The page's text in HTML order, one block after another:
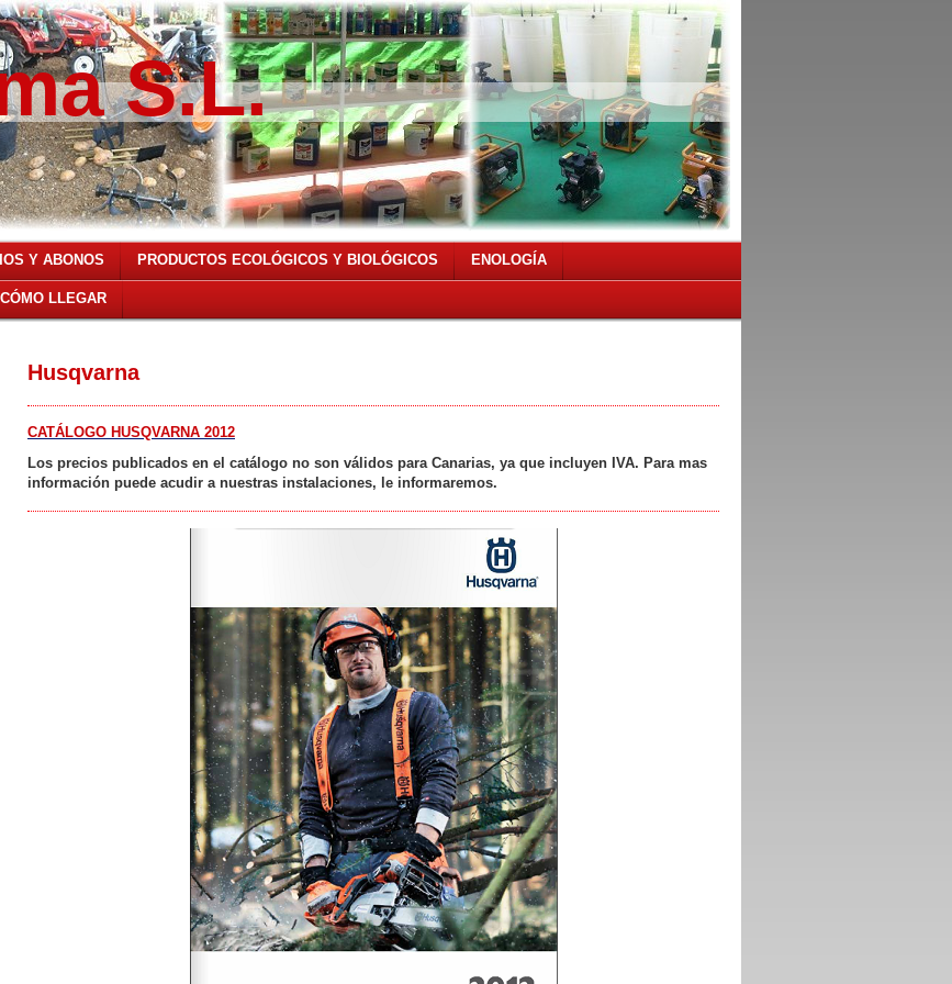
S.L.
Y ABONOS PRODUCTOS ECOLÓGICOS Y BIOLÓGICOS ENOLOGÍA
CÓMO LLEGAR
Husqvarna
CATÁLOGO HUSQVARNA 2012
Los precios publicados en el catálogo no son válidos para Canarias, ya que incluyen IVA. Para mas
información puede acudir a nuestras instalaciones, le informaremos.